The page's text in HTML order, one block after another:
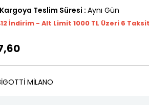
Teslim Süresi : Aynı Gün
İndirim - Alt Limit 1000 TL Üzeri 6
MİLANO